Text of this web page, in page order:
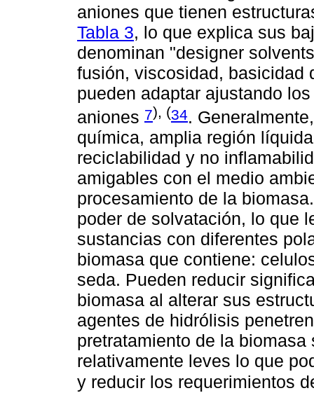
aniones que tienen
Tabla 3, lo que explica sus
denominan "designer
fusión, viscosidad, basicidad
pueden adaptar ajustando
aniones 7), (34.
química, amplia región
reciclabilidad y no
amigables con el medio
procesamiento de la
poder de solvatación, lo que
sustancias con diferentes
biomasa que contiene:
seda. Pueden reducir
biomasa al alterar sus
agentes de hidrólisis
pretratamiento de la
relativamente leves lo que
y reducir los requerimientos